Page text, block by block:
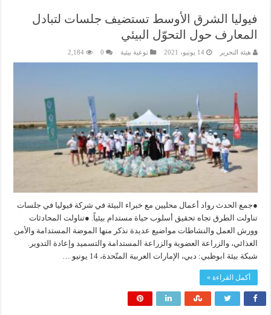
فيوليا الشرق الأوسط تستضيف جلسات لتبادل
المعارف حول التحوّل البيئي
هيئة التحرير 14 يونيو، 2021 توعية بيئية 0
2,184
●جمع الحدث رواد أعمال محليين مع خبراء البيئة في شركة فيوليا في جلسات
تناولت الطرق تجاه تحقيق أسلوب حياة مستدام بيئياً. ●تناولت المحادثات
وورش العمل والنشاطات مواضيع عديدة نذكر منها الموضة المستدامة والأمن
الغذائي، والزراعة العضوية والزراعة المستدامة والتسميد وإعادة التدوير.
شبكة بيئة ابوظبي: دبي، الإمارات العربية المتّحدة، 14 يونيو …
أكمل القراءة »